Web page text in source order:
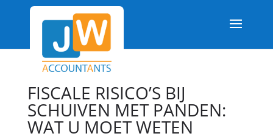
FISCALE RISICO’S BIJ
SCHUIVEN MET PANDEN:
WAT U MOET WETEN